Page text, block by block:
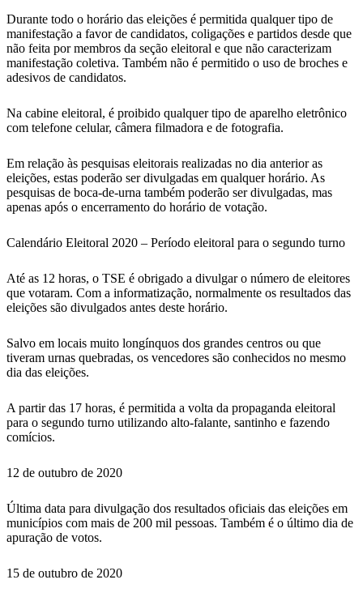
Durante todo o horário das eleições é permitida qualquer tipo de
manifestação a favor de candidatos, coligações e partidos desde que
não feita por membros da seção eleitoral e que não caracterizam
manifestação coletiva. Também não é permitido o uso de broches e
adesivos de candidatos.
Na cabine eleitoral, é proibido qualquer tipo de aparelho eletrônico
com telefone celular, câmera filmadora e de fotografia.
Em relação às pesquisas eleitorais realizadas no dia anterior as
eleições, estas poderão ser divulgadas em qualquer horário. As
pesquisas de boca-de-urna também poderão ser divulgadas, mas
apenas após o encerramento do horário de votação.
Calendário Eleitoral 2020 – Período eleitoral para o segundo turno
Até as 12 horas, o TSE é obrigado a divulgar o número de eleitores
que votaram. Com a informatização, normalmente os resultados das
eleições são divulgados antes deste horário.
Salvo em locais muito longínquos dos grandes centros ou que
tiveram urnas quebradas, os vencedores são conhecidos no mesmo
dia das eleições.
A partir das 17 horas, é permitida a volta da propaganda eleitoral
para o segundo turno utilizando alto-falante, santinho e fazendo
comícios.
12 de outubro de 2020
Última data para divulgação dos resultados oficiais das eleições em
municípios com mais de 200 mil pessoas. Também é o último dia de
apuração de votos.
15 de outubro de 2020